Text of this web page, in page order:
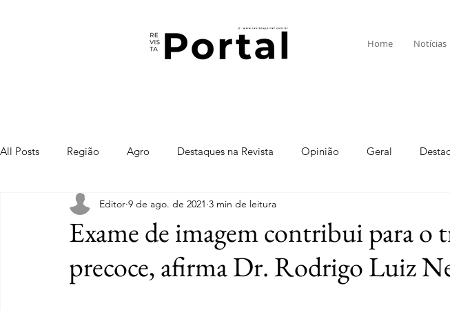
Home Notícias
All Posts Região Agro Destaques na Revista Opinião Geral
Exame de imagem contribui para o
precoce, afirma Dr. Rodrigo Luiz
Editor 9 de ago. de 2021 3 min de leitura